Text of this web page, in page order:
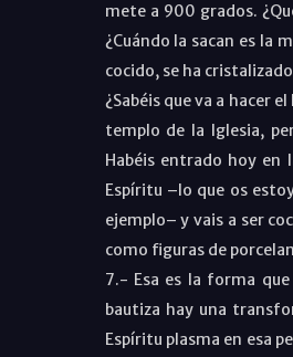
mete a 900 grados.
¿Cuándo la sacan es la
cocido, se ha
¿Sabéis que va a hacer
templo de la Iglesia,
Habéis entrado hoy en
Espíritu –lo que os
ejemplo– y vais a ser
como figuras de
7.- Esa es la forma
bautiza hay una
Espíritu plasma en esa